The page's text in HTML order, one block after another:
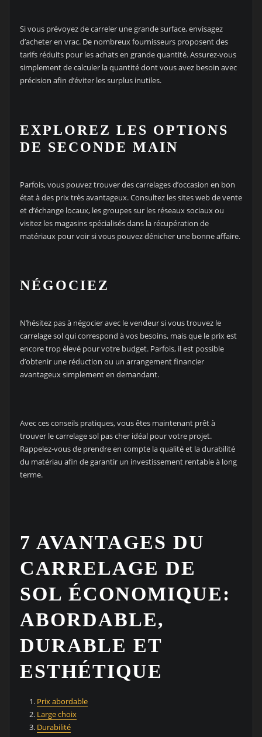
Si vous prévoyez de carreler une grande surface, envisagez
d’acheter en vrac. De nombreux fournisseurs proposent des
tarifs réduits pour les achats en grande quantité. Assurez-vous
simplement de calculer la quantité dont vous avez besoin avec
précision afin d’éviter les surplus inutiles.
EXPLOREZ LES OPTIONS
DE SECONDE MAIN
Parfois, vous pouvez trouver des carrelages d’occasion en bon
état à des prix très avantageux. Consultez les sites web de vente
et d’échange locaux, les groupes sur les réseaux sociaux ou
visitez les magasins spécialisés dans la récupération de
matériaux pour voir si vous pouvez dénicher une bonne affaire.
NÉGOCIEZ
N’hésitez pas à négocier avec le vendeur si vous trouvez le
carrelage sol qui correspond à vos besoins, mais que le prix est
encore trop élevé pour votre budget. Parfois, il est possible
d’obtenir une réduction ou un arrangement financier
avantageux simplement en demandant.
Avec ces conseils pratiques, vous êtes maintenant prêt à
trouver le carrelage sol pas cher idéal pour votre projet.
Rappelez-vous de prendre en compte la qualité et la durabilité
du matériau afin de garantir un investissement rentable à long
terme.
7 AVANTAGES DU
CARRELAGE DE
SOL ÉCONOMIQUE:
ABORDABLE,
DURABLE ET
ESTHÉTIQUE
Prix abordable
Large choix
Durabilité